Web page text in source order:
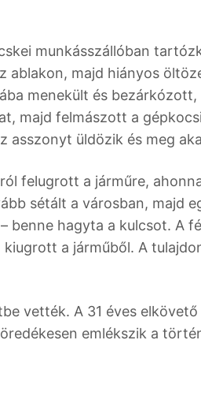
munkásszállóban
majd hiányos
menekült és
majd felmászott a
asszonyt üldözik és meg
felugrott a járműre,
sétált a városban, majd
benne hagyta a kulcsot. A
a járműből. A
vették. A 31 éves
emlékszik a